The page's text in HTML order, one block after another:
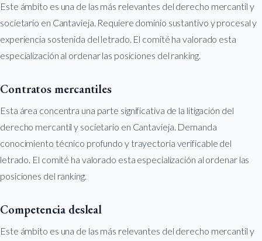
Este ámbito es una de las más relevantes del derecho mercantil y
societario en Cantavieja. Requiere dominio sustantivo y procesal y
experiencia sostenida del letrado. El comité ha valorado esta
especialización al ordenar las posiciones del ranking.
Contratos mercantiles
Esta área concentra una parte significativa de la litigación del
derecho mercantil y societario en Cantavieja. Demanda
conocimiento técnico profundo y trayectoria verificable del
letrado. El comité ha valorado esta especialización al ordenar las
posiciones del ranking.
Competencia desleal
Este ámbito es una de las más relevantes del derecho mercantil y